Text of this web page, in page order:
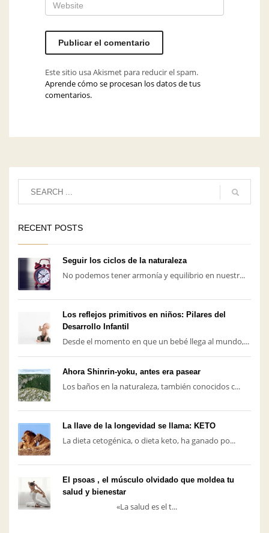
Este sitio usa Akismet para reducir el spam.
Aprende cómo se procesan los datos de tus
comentarios.
RECENT POSTS
Seguir los ciclos de la naturaleza
No podemos tener armonía y equilibrio en nuestr...
Los reflejos primitivos en niños: Pilares del
Desarrollo Infantil
Desde el momento en que un bebé llega al mundo,...
Ahora Shinrin-yoku, antes era pasear
Los baños en la naturaleza, también conocidos c...
La llave de la longevidad se llama: KETO
La dieta cetogénica, o dieta keto, ha ganado po...
El psoas , el músculo olvidado que moldea tu
salud y bienestar
«La salud es el t...